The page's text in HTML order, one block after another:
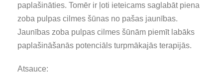
paplašināties. Tomēr ir ļoti ieteicams saglabāt piena
zoba pulpas cilmes šūnas no pašas jaunības.
Jaunības zoba pulpas cilmes šūnām piemīt labāks
paplašināšanās potenciāls turpmākajās terapijās.
Atsauce: